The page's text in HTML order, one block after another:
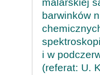
malarskiej
barwinków
i w
(referat: U.